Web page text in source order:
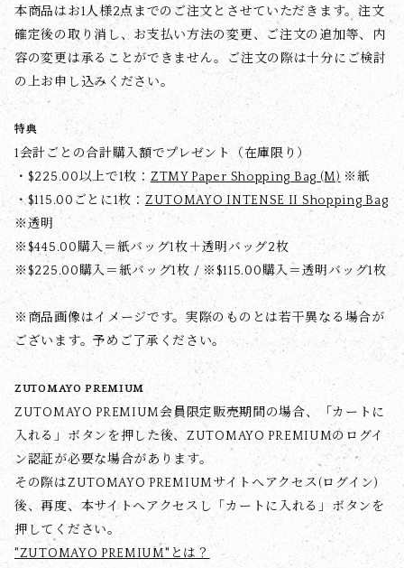
本商品はお1人様2点までのご注文とさせていただきます。注文
確定後の取り消し、お支払い方法の変更、ご注文の追加等、内
容の変更は承ることができません。ご注文の際は十分にご検討
の上お申し込みください。
特典
1会計ごとの合計購入額でプレゼント（在庫限り）
・$‌225.00以上で1枚： ZTMY Paper Shopping Bag (M) ※紙
・$‌115.00ごとに1枚： ZUTOMAYO INTENSE II Shopping Bag
※透明
※$‌445.00購入＝紙バッグ1枚＋透明バッグ2枚
※$‌225.00購入＝紙バッグ1枚 / ※$‌115.00購入＝透明バッグ1枚
※商品画像はイメージです。実際のものとは若干異なる場合が
ございます。予めご了承ください。
ZUTOMAYO PREMIUM
ZUTOMAYO PREMIUM会員限定販売期間の場合、「カートに
入れる」ボタンを押した後、ZUTOMAYO PREMIUMのログイ
ン認証が必要な場合があります。
その際はZUTOMAYO PREMIUMサイトへアクセス(ログイン)
後、再度、本サイトへアクセスし「カートに入れる」ボタンを
押してください。
"ZUTOMAYO PREMIUM"とは？